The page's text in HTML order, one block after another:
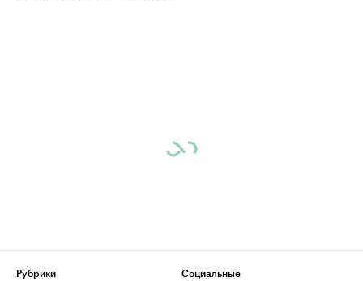
Рубрики
Социальные